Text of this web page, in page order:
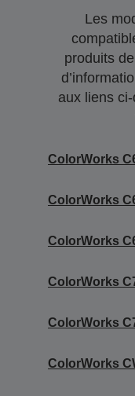
Les
produits
aux liens
ColorWorks
ColorWorks
ColorWorks
ColorWorks
ColorWorks
ColorWorks